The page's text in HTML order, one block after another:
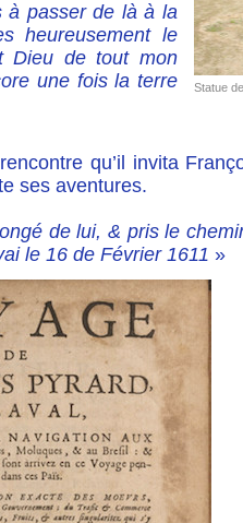
Statue
à passer de là à la
heureusement le
Dieu de tout mon
une fois la terre
qu’il invita
ses aventures.
de lui, & pris le
le 16 de Février 1611 »